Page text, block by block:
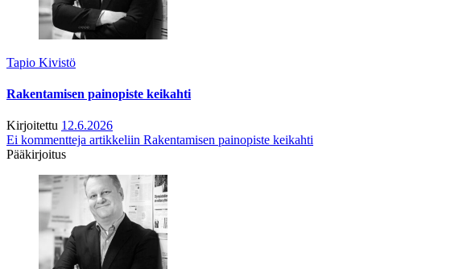
Tapio Kivistö
Rakentamisen painopiste keikahti
Kirjoitettu 12.6.2026
Ei kommentteja artikkeliin Rakentamisen painopiste keikahti
Pääkirjoitus